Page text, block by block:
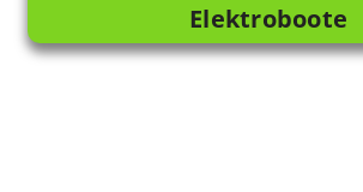
Elektroboote